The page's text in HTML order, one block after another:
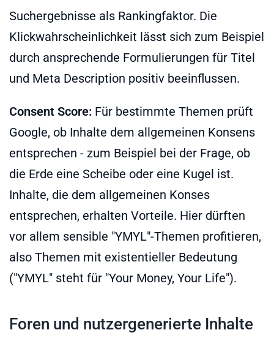
Suchergebnisse als Rankingfaktor. Die
Klickwahrscheinlichkeit lässt sich zum Beispiel
durch ansprechende Formulierungen für Titel
und Meta Description positiv beeinflussen.
Consent Score: Für bestimmte Themen prüft
Google, ob Inhalte dem allgemeinen Konsens
entsprechen - zum Beispiel bei der Frage, ob
die Erde eine Scheibe oder eine Kugel ist.
Inhalte, die dem allgemeinen Konses
entsprechen, erhalten Vorteile. Hier dürften
vor allem sensible "YMYL"-Themen profitieren,
also Themen mit existentieller Bedeutung
("YMYL" steht für "Your Money, Your Life").
Foren und nutzergenerierte Inhalte